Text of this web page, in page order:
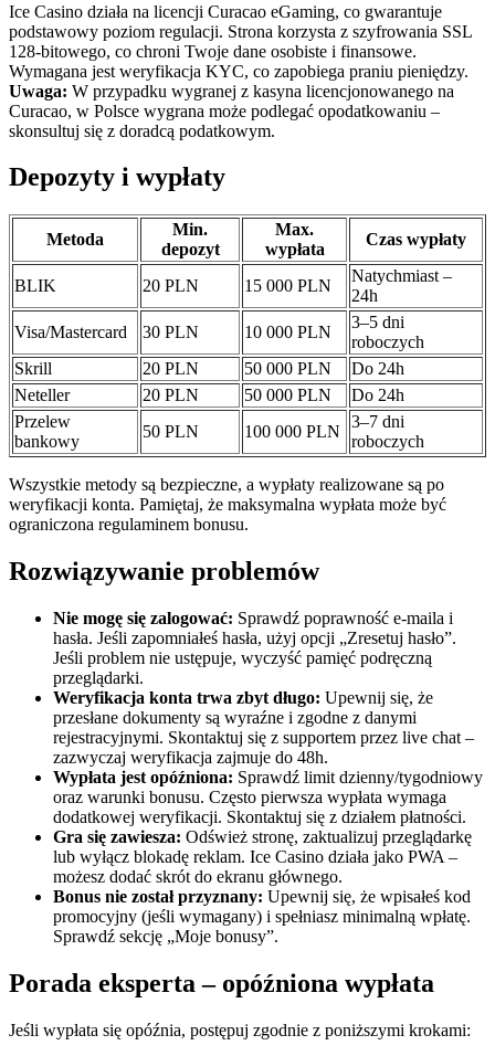
Ice Casino działa na licencji Curacao eGaming, co gwarantuje
podstawowy poziom regulacji. Strona korzysta z szyfrowania SSL
128-bitowego, co chroni Twoje dane osobiste i finansowe.
Wymagana jest weryfikacja KYC, co zapobiega praniu pieniędzy.
Uwaga: W przypadku wygranej z kasyna licencjonowanego na
Curacao, w Polsce wygrana może podlegać opodatkowaniu –
skonsultuj się z doradcą podatkowym.
Depozyty i wypłaty
Metoda
Min.
depozyt
Max.
wypłata
Czas wypłaty
BLIK 20 PLN 15 000 PLN
Natychmiast –
24h
Visa/Mastercard
30 PLN 10 000 PLN
3–5 dni
roboczych
Skrill
20 PLN 50 000 PLN
Do 24h
Neteller
20 PLN 50 000 PLN
Do 24h
Przelew
bankowy
50 PLN 100 000 PLN
3–7 dni
roboczych
Wszystkie metody są bezpieczne, a wypłaty realizowane są po
weryfikacji konta. Pamiętaj, że maksymalna wypłata może być
ograniczona regulaminem bonusu.
Rozwiązywanie problemów
Nie mogę się zalogować: Sprawdź poprawność e-maila i
hasła. Jeśli zapomniałeś hasła, użyj opcji „Zresetuj hasło”.
Jeśli problem nie ustępuje, wyczyść pamięć podręczną
przeglądarki.
Weryfikacja konta trwa zbyt długo: Upewnij się, że
przesłane dokumenty są wyraźne i zgodne z danymi
rejestracyjnymi. Skontaktuj się z supportem przez live chat –
zazwyczaj weryfikacja zajmuje do 48h.
Wypłata jest opóźniona: Sprawdź limit dzienny/tygodniowy
oraz warunki bonusu. Często pierwsza wypłata wymaga
dodatkowej weryfikacji. Skontaktuj się z działem płatności.
Gra się zawiesza: Odśwież stronę, zaktualizuj przeglądarkę
lub wyłącz blokadę reklam. Ice Casino działa jako PWA –
możesz dodać skrót do ekranu głównego.
Bonus nie został przyznany: Upewnij się, że wpisałeś kod
promocyjny (jeśli wymagany) i spełniasz minimalną wpłatę.
Sprawdź sekcję „Moje bonusy”.
Porada eksperta – opóźniona wypłata
Jeśli wypłata się opóźnia, postępuj zgodnie z poniższymi krokami: